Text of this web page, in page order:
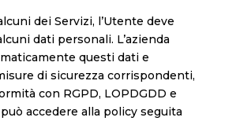
dei Servizi, l’Utente deve
dati personali. L’azienda
questi dati e
di sicurezza corrispondenti,
con RGPD, LOPDGDD e
può accedere alla policy seguita